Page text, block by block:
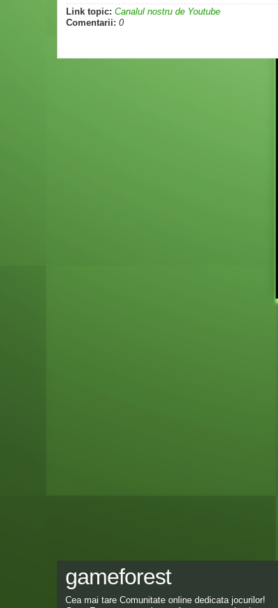
Link topic: Canalul nostru de Youtube
Comentarii: 0
gameforest
Cea mai tare Comunitate online dedicata jocurilor!